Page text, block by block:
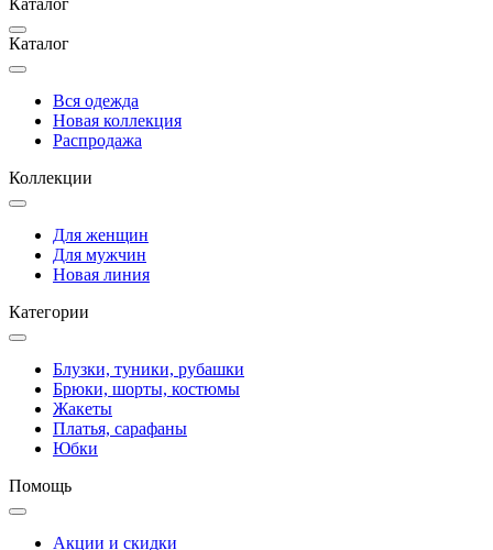
Каталог
Вся одежда
Новая коллекция
Распродажа
Коллекции
Для женщин
Для мужчин
Новая линия
Категории
Блузки, туники, рубашки
Брюки, шорты, костюмы
Жакеты
Платья, сарафаны
Юбки
Помощь
Акции и скидки